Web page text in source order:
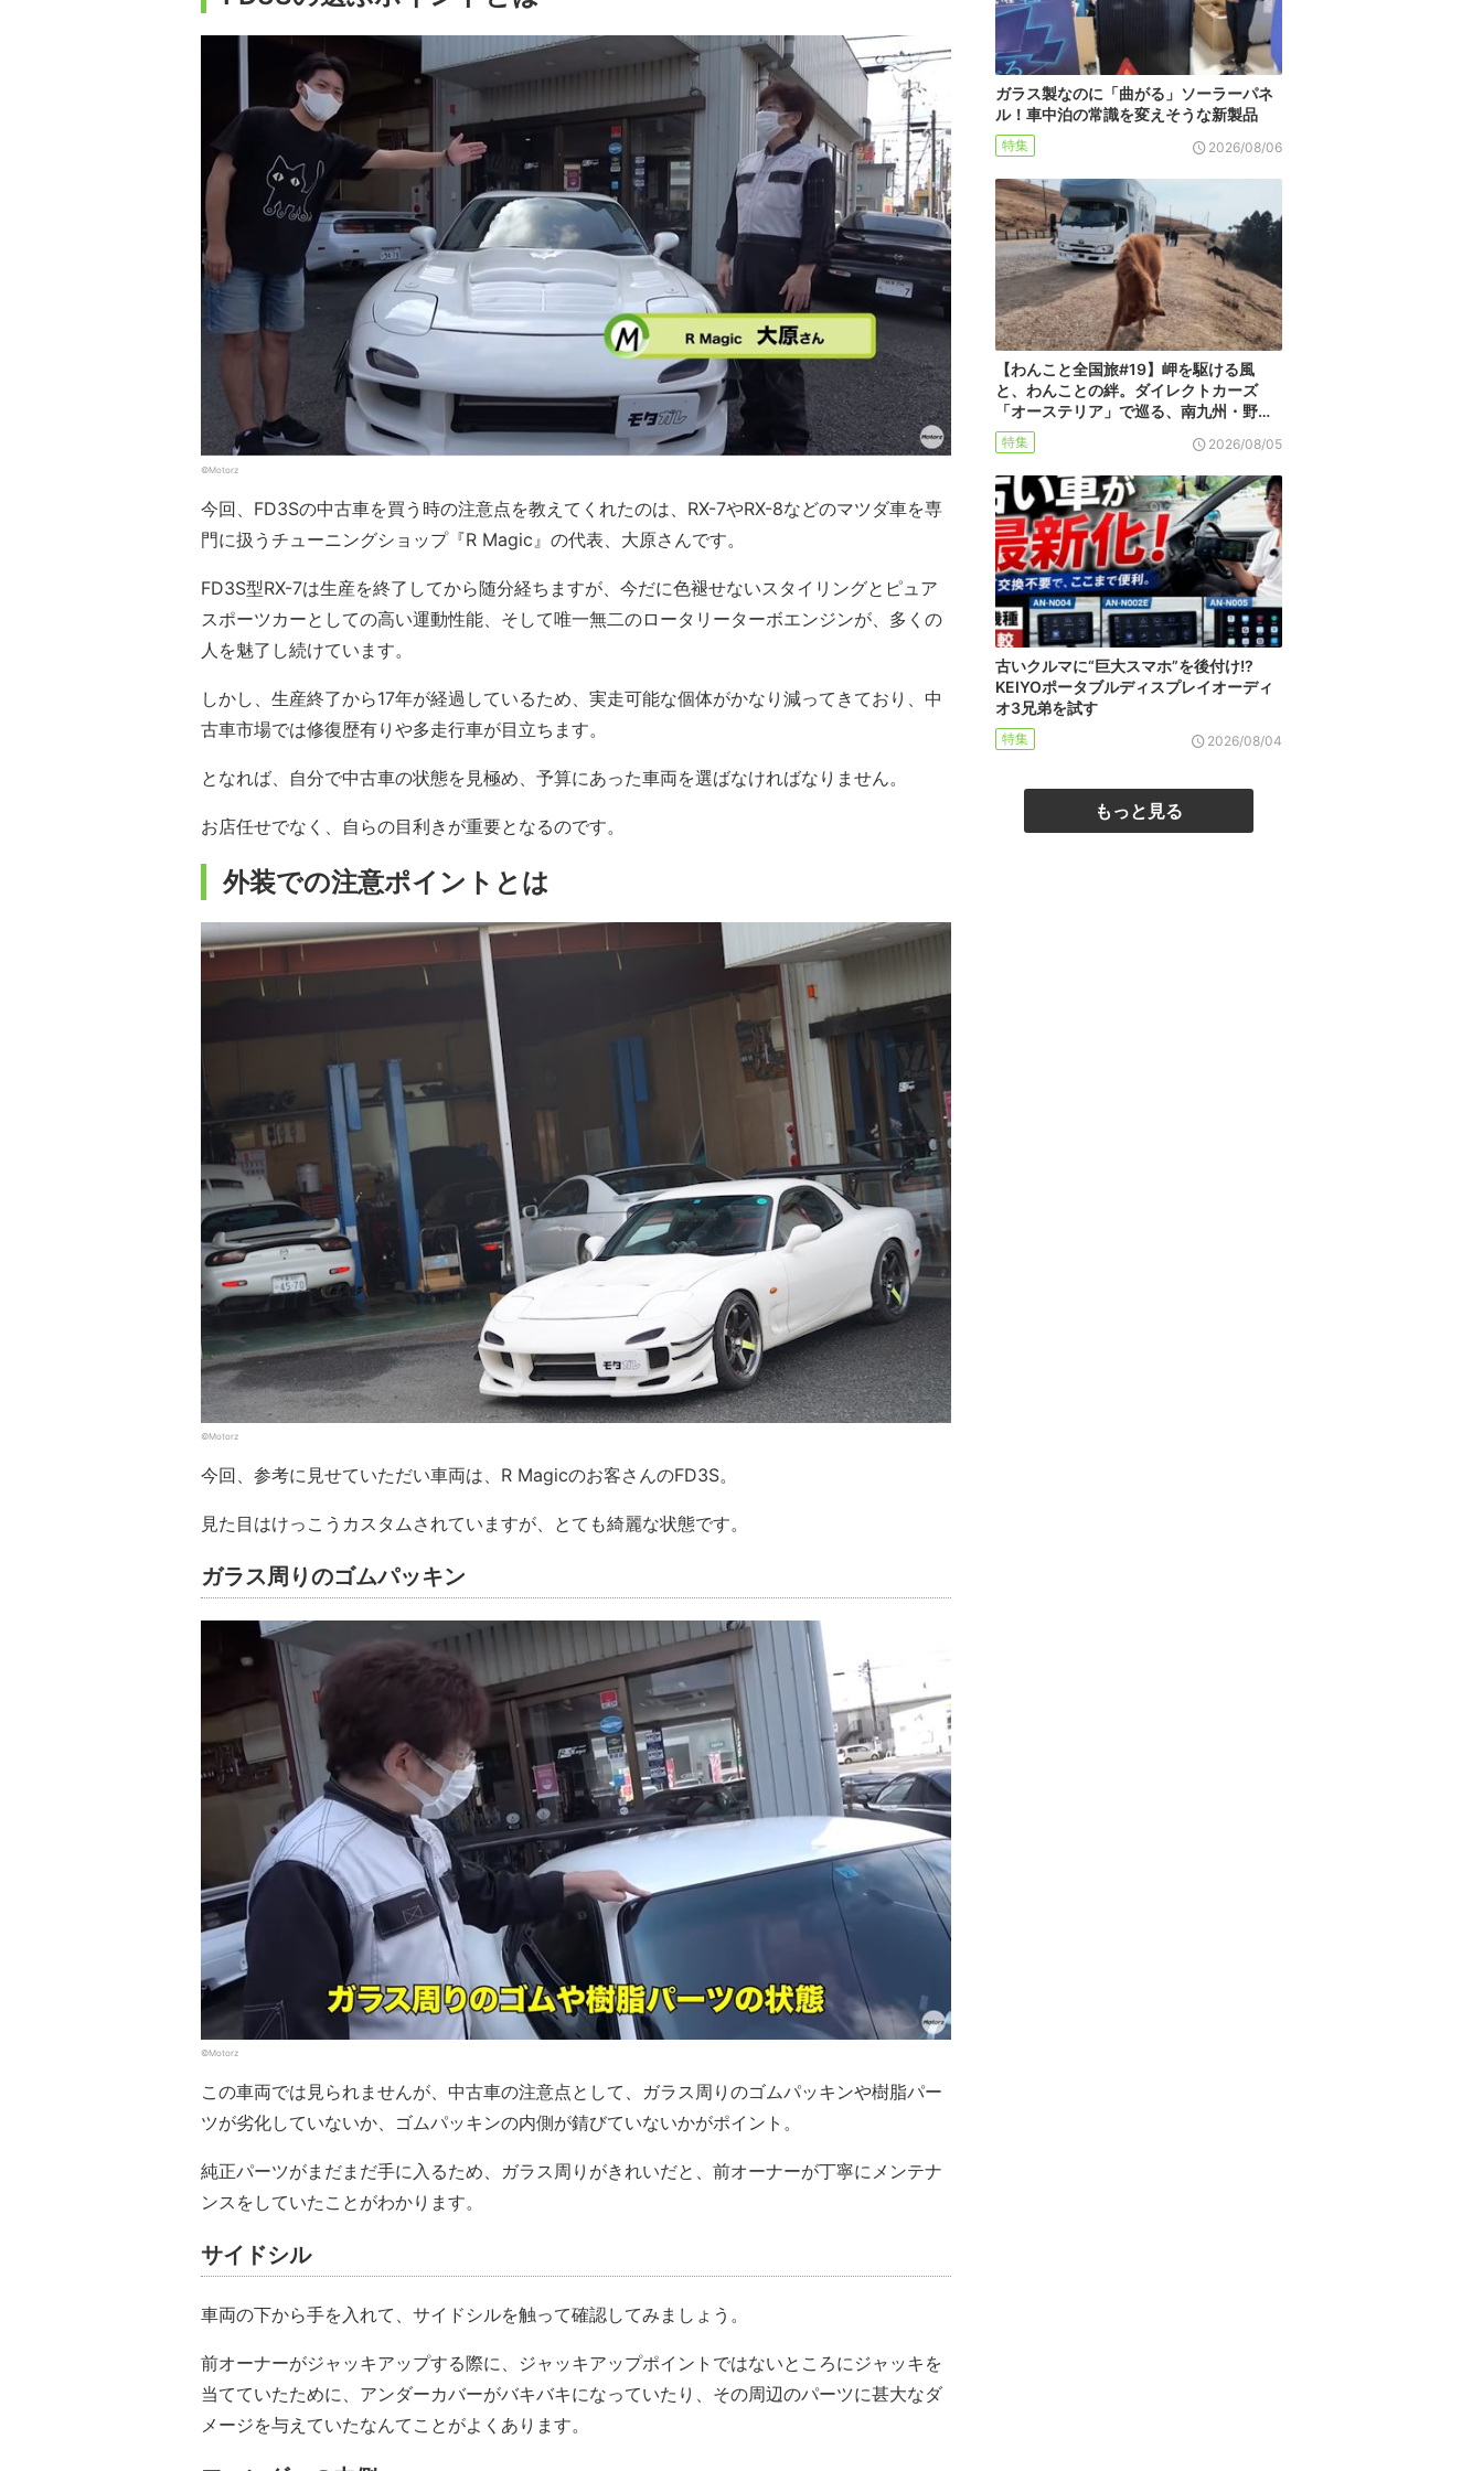
©Motorz
今回、FD3Sの中古車を買う時の注意点を教えてくれたのは、RX-7やRX-8などのマツダ車を専
門に扱うチューニングショップ『R Magic』の代表、大原さんです。
FD3S型RX-7は生産を終了してから随分経ちますが、今だに色褪せないスタイリングとピュア
スポーツカーとしての高い運動性能、そして唯一無二のロータリーターボエンジンが、多くの
人を魅了し続けています。
しかし、生産終了から17年が経過しているため、実走可能な個体がかなり減ってきており、中
古車市場では修復歴有りや多走行車が目立ちます。
となれば、自分で中古車の状態を見極め、予算にあった車両を選ばなければなりません。
お店任せでなく、自らの目利きが重要となるのです。
外装での注意ポイントとは
©Motorz
今回、参考に見せていただい車両は、R Magicのお客さんのFD3S。
見た目はけっこうカスタムされていますが、とても綺麗な状態です。
ガラス周りのゴムパッキン
©Motorz
この車両では見られませんが、中古車の注意点として、ガラス周りのゴムパッキンや樹脂パー
ツが劣化していないか、ゴムパッキンの内側が錆びていないかがポイント。
純正パーツがまだまだ手に入るため、ガラス周りがきれいだと、前オーナーが丁寧にメンテナ
ンスをしていたことがわかります。
サイドシル
車両の下から手を入れて、サイドシルを触って確認してみましょう。
前オーナーがジャッキアップする際に、ジャッキアップポイントではないところにジャッキを
当てていたために、アンダーカバーがバキバキになっていたり、その周辺のパーツに甚大なダ
メージを与えていたなんてことがよくあります。
ガラス製なのに「曲がる」ソーラーパネ
ル！車中泊の常識を変えそうな新製品
特集 2026/08/06
【わんこと全国旅#19】岬を駆ける風
と、わんことの絆。ダイレクトカーズ
「オーステリア」で巡る、南九州・野…
特集 2026/08/05
古いクルマに“巨大スマホ”を後付け!?
KEIYOポータブルディスプレイオーディ
オ3兄弟を試す
特集 2026/08/04
もっと見る